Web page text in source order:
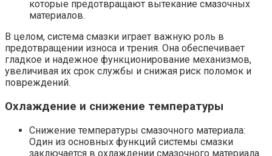
которые предотвращают вытекание смазочных
материалов.
В целом, система смазки играет важную роль в
предотвращении износа и трения. Она обеспечивает
гладкое и надежное функционирование механизмов,
увеличивая их срок службы и снижая риск поломок и
повреждений.
Охлаждение и снижение температуры
Снижение температуры смазочного материала:
Один из основных функций системы смазки
заключается в охлаждении смазочного материала.